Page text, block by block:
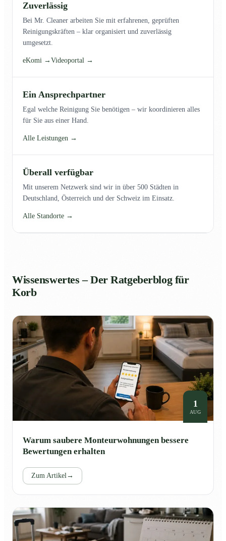
Zuverlässig
Bei Mr. Cleaner arbeiten Sie mit erfahrenen, geprüften
Reinigungskräften – klar organisiert und zuverlässig
umgesetzt.
eKomi → Videoportal →
Ein Ansprechpartner
Egal welche Reinigung Sie benötigen – wir koordinieren alles
für Sie aus einer Hand.
Alle Leistungen →
Überall verfügbar
Mit unserem Netzwerk sind wir in über 500 Städten in
Deutschland, Österreich und der Schweiz im Einsatz.
Alle Standorte →
Wissenswertes – Der Ratgeberblog für
Korb
1
AUG
Warum saubere Monteurwohnungen bessere
Bewertungen erhalten
Zum Artikel→